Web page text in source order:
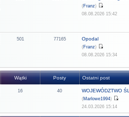
(Franz)
08.08.2026 15:42
501 77165 Opodal
(Franz)
08.08.2026 15:34
Wątki Posty Ostatni post
16 40 WOJEWÓDZTWO
(Marlowe1994)
24.03.2026 15:14